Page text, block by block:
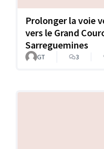
Prolonger la voie
vers le Grand
Sarreguemines
GT 3